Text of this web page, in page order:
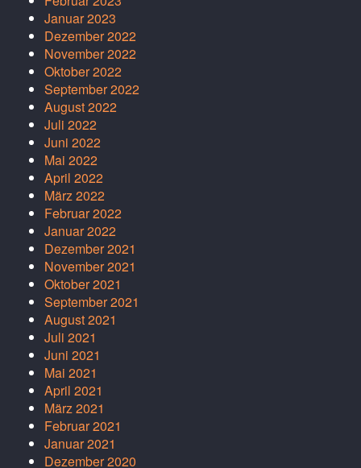
Januar 2023
Dezember 2022
November 2022
Oktober 2022
September 2022
August 2022
Juli 2022
Juni 2022
Mai 2022
April 2022
März 2022
Februar 2022
Januar 2022
Dezember 2021
November 2021
Oktober 2021
September 2021
August 2021
Juli 2021
Juni 2021
Mai 2021
April 2021
März 2021
Februar 2021
Januar 2021
Dezember 2020